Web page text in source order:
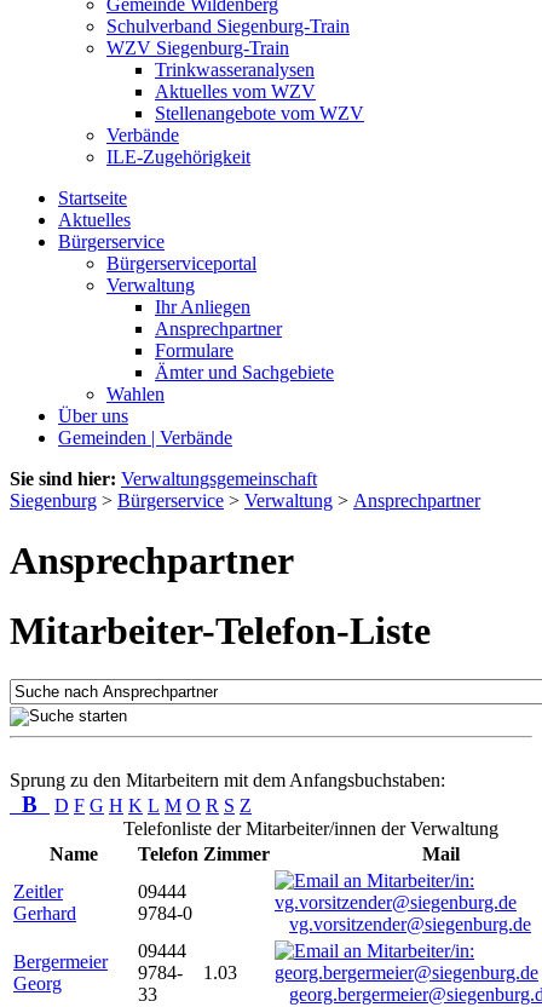
Gemeinde Wildenberg
Schulverband Siegenburg-Train
WZV Siegenburg-Train
Trinkwasseranalysen
Aktuelles vom WZV
Stellenangebote vom WZV
Verbände
ILE-Zugehörigkeit
Startseite
Aktuelles
Bürgerservice
Bürgerserviceportal
Verwaltung
Ihr Anliegen
Ansprechpartner
Formulare
Ämter und Sachgebiete
Wahlen
Über uns
Gemeinden | Verbände
Sie sind hier: Verwaltungsgemeinschaft
Siegenburg > Bürgerservice > Verwaltung > Ansprechpartner
Ansprechpartner
Mitarbeiter-Telefon-Liste
Sprung zu den Mitarbeitern mit dem Anfangsbuchstaben:
B D F G H K L M O R S Z
Telefonliste der Mitarbeiter/innen der Verwaltung
Name
Telefon Zimmer
Mail
Zeitler
Gerhard
09444
9784-0
vg.vorsitzender@siegenburg.de
Bergermeier
Georg
09444
9784-
33
1.03